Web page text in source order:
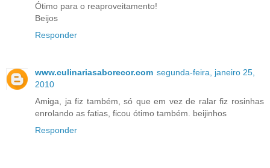
Ótimo para o reaproveitamento!
Beijos
Responder
www.culinariasaborecor.com segunda-feira, janeiro 25,
2010
Amiga, ja fiz também, só que em vez de ralar fiz rosinhas
enrolando as fatias, ficou ótimo também. beijinhos
Responder